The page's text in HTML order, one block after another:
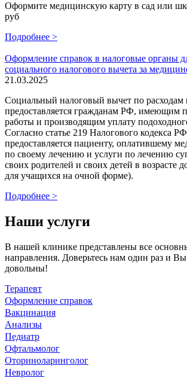
Оформите медицинскую карту в сад или
руб
Подробнее >
Оформление справок в налоговые органы
социального налогового вычета за
21.03.2025
Социальный налоговый вычет по расходам
предоставляется гражданам РФ, имеющим
работы и производящим уплату
Согласно статье 219 Налогового кодекса
предоставляется пациенту, оплатившему
по своему лечению и услуги по лечению
своих родителей и своих детей в возрасте
для учащихся на очной форме).
Подробнее >
Наши услуги
В нашей клинике представлены все
направления. Доверьтесь нам один раз и Вы
довольны!
Терапевт
Оформление справок
Вакцинация
Анализы
Педиатр
Офтальмолог
Оториноларинголог
Невролог